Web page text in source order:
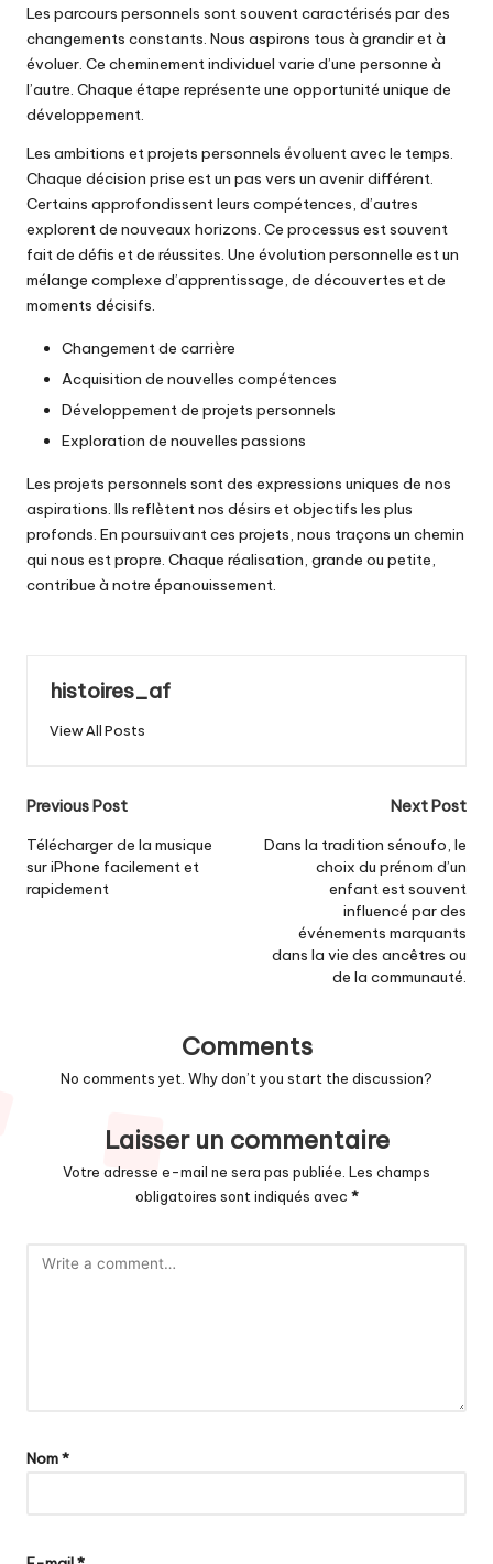
Les parcours personnels sont souvent caractérisés par des
changements constants. Nous aspirons tous à grandir et à
évoluer. Ce cheminement individuel varie d’une personne à
l’autre. Chaque étape représente une opportunité unique de
développement.
Les ambitions et projets personnels évoluent avec le temps.
Chaque décision prise est un pas vers un avenir différent.
Certains approfondissent leurs compétences, d’autres
explorent de nouveaux horizons. Ce processus est souvent
fait de défis et de réussites. Une évolution personnelle est un
mélange complexe d’apprentissage, de découvertes et de
moments décisifs.
Changement de carrière
Acquisition de nouvelles compétences
Développement de projets personnels
Exploration de nouvelles passions
Les projets personnels sont des expressions uniques de nos
aspirations. Ils reflètent nos désirs et objectifs les plus
profonds. En poursuivant ces projets, nous traçons un chemin
qui nous est propre. Chaque réalisation, grande ou petite,
contribue à notre épanouissement.
histoires_af
View All Posts
Post
navigation
Previous Post
Télécharger de la musique
sur iPhone facilement et
rapidement
Next Post
Dans la tradition sénoufo, le
choix du prénom d’un
enfant est souvent
influencé par des
événements marquants
dans la vie des ancêtres ou
de la communauté.
Comments
No comments yet. Why don’t you start the discussion?
Laisser un commentaire
Votre adresse e-mail ne sera pas publiée. Les champs
obligatoires sont indiqués avec *
Nom*